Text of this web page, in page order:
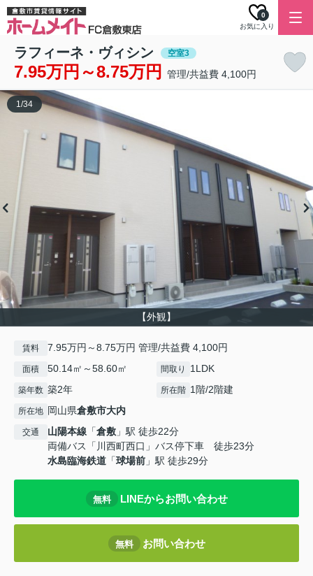
お気に入り
0
ラフィーネ・ヴィシン 空室3
7.95万円～8.75万円 管理/共益費 4,100円
【外観】
1/34
賃料 7.95万円～8.75万円 管理/共益費 4,100円
面積 50.14㎡～58.60㎡ 間取り 1LDK
築年数 築2年 所在階 1階/2階建
所在地 岡山県倉敷市大内
交通 山陽本線 「倉敷 」駅 徒歩22分
両備バス「川西町西口」バス停下車 徒歩23分
水島臨海鉄道 「球場前 」駅 徒歩29分
無料 LINEからお問い合わせ
無料 お問い合わせ